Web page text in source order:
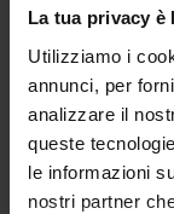
La tua privacy
Utilizziamo i
annunci, per
analizzare il
queste
le informazioni
nostri partner
contributo
L’operatore
componente
sistemazione
fasi di